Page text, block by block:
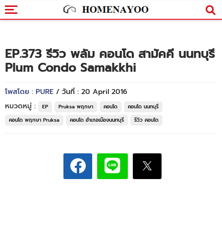
EP.373 รีวิว พลัม คอนโด สามัคคี นนทบุรี
Plum Condo Samakkhi
โพสโดย : PURE / วันที่ : 20 April 2016
หมวดหมู่ :
EP Pruksa พฤกษา คอนโด
คอนโด นนทบุรี
คอนโด พฤกษา Pruksa
คอนโด อำเภอเมืองนนทบุรี รีวิว คอนโด